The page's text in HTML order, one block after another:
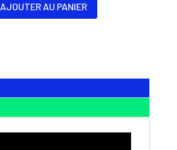
AJOUTER AU PANIER